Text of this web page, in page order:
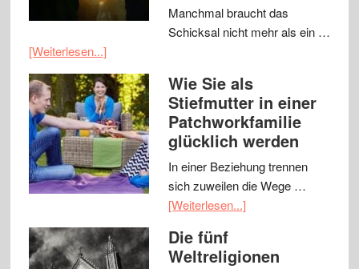
Manchmal braucht das
Schicksal nicht mehr als ein …
[Weiterlesen...]
Wie Sie als
Stiefmutter in einer
Patchworkfamilie
glücklich werden
In einer Beziehung trennen
sich zuweilen die Wege …
[Weiterlesen...]
Die fünf
Weltreligionen